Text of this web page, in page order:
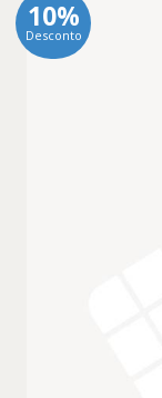
10%
Desconto